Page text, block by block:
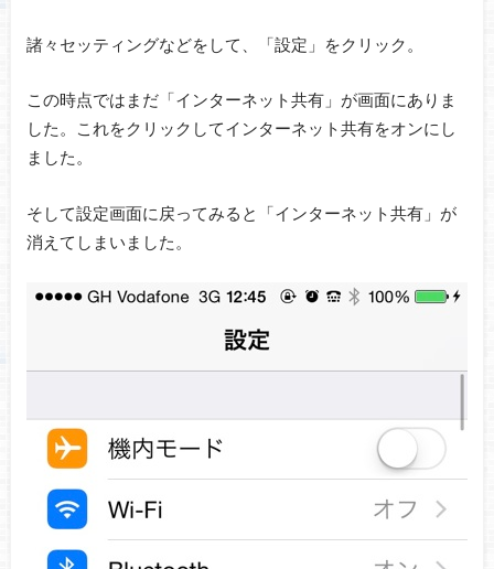
諸々セッティングなどをして、「設定」をクリック。
この時点ではまだ「インターネット共有」が画面にありま
した。これをクリックしてインターネット共有をオンにし
ました。
そして設定画面に戻ってみると「インターネット共有」が
消えてしまいました。